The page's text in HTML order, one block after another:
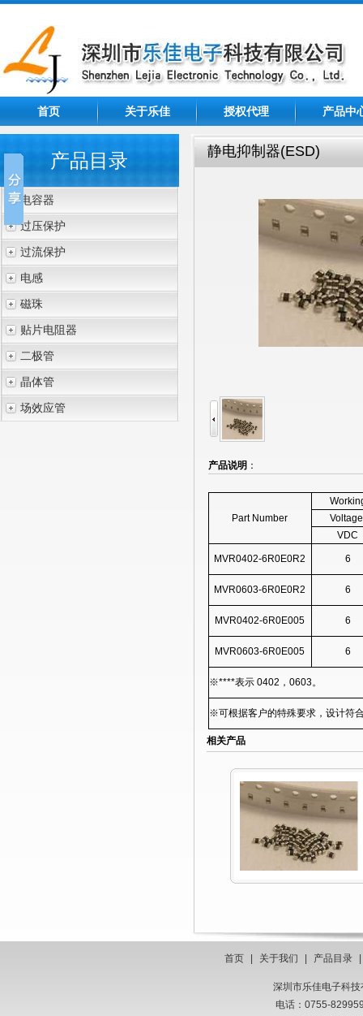
首页 关于乐佳 授权代理 产品中
产品目录
电容器
过压保护
过流保护
电感
磁珠
贴片电阻器
二极管
晶体管
场效应管
静电抑制器(ESD)
产品说明 ：
Part Number
VDC
MVR0402-6R0E0R2 6
MVR0603-6R0E0R2 6
MVR0402-6R0E005 6
MVR0603-6R0E005 6
※****表示 0402，0603。
※可根据客户的特殊要求，设计符
相关产品
首页 关于我们 产品目录
深圳市乐佳电子科
电话：0755-